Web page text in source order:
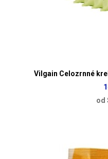
Vilgain Celozrnné
od